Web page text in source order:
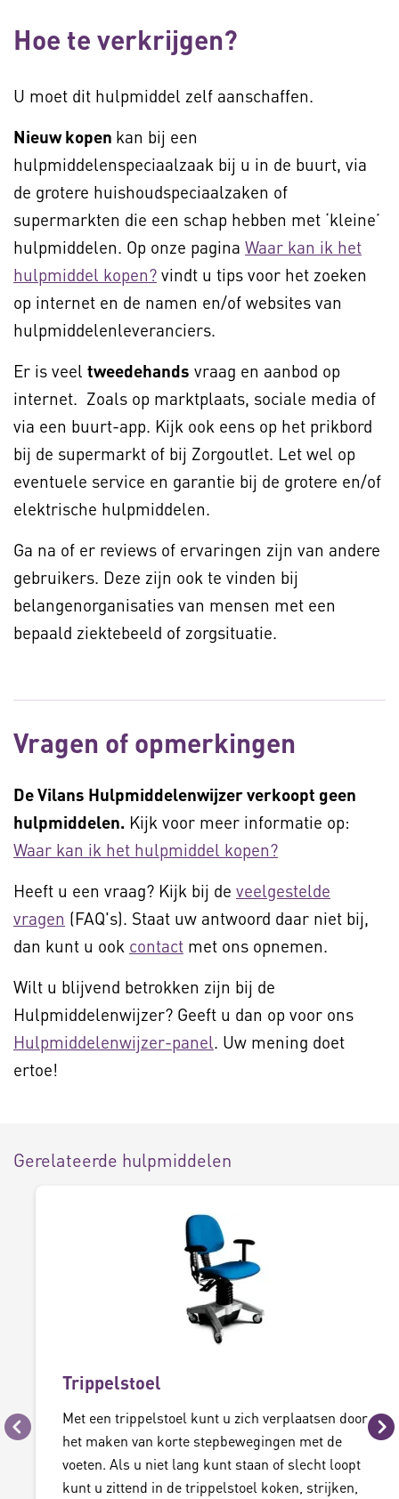
Hoe te verkrijgen?
U moet dit hulpmiddel zelf aanschaffen.
Nieuw kopen kan bij een
hulpmiddelenspeciaalzaak bij u in de buurt, via
de grotere huishoudspeciaalzaken of
supermarkten die een schap hebben met ‘kleine’
hulpmiddelen. Op onze pagina Waar kan ik het
hulpmiddel kopen? vindt u tips voor het zoeken
op internet en de namen en/of websites van
hulpmiddelenleveranciers.
Er is veel tweedehands vraag en aanbod op
internet. Zoals op marktplaats, sociale media of
via een buurt-app. Kijk ook eens op het prikbord
bij de supermarkt of bij Zorgoutlet. Let wel op
eventuele service en garantie bij de grotere en/of
elektrische hulpmiddelen.
Ga na of er reviews of ervaringen zijn van andere
gebruikers. Deze zijn ook te vinden bij
belangenorganisaties van mensen met een
bepaald ziektebeeld of zorgsituatie.
Vragen of opmerkingen
De Vilans Hulpmiddelenwijzer verkoopt geen
hulpmiddelen. Kijk voor meer informatie op:
Waar kan ik het hulpmiddel kopen?
Heeft u een vraag? Kijk bij de veelgestelde
vragen (FAQ's). Staat uw antwoord daar niet bij,
dan kunt u ook contact met ons opnemen.
Wilt u blijvend betrokken zijn bij de
Hulpmiddelenwijzer? Geeft u dan op voor ons
Hulpmiddelenwijzer-panel. Uw mening doet
ertoe!
Gerelateerde hulpmiddelen
Vorige
Trippelstoel
Met een trippelstoel kunt u zich verplaatsen door
het maken van korte stepbewegingen met de
voeten. Als u niet lang kunt staan of slecht loopt
kunt u zittend in de trippelstoel koken, strijken,